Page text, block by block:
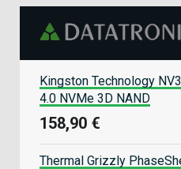
Kingston Technology
4.0 NVMe 3D NAND
158,90 €
Thermal Grizzly